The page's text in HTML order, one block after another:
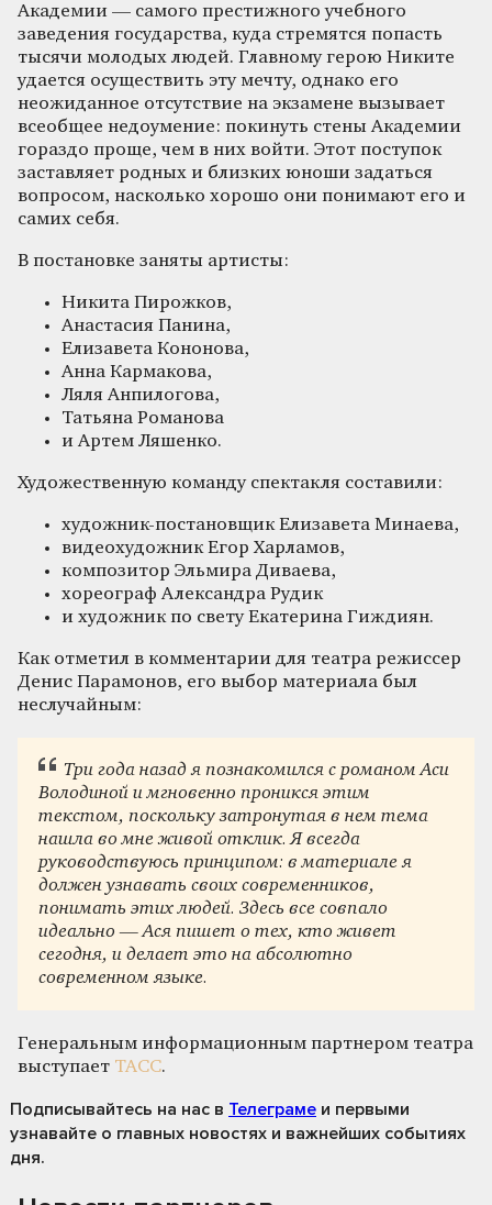
Академии — самого престижного учебного
заведения государства, куда стремятся попасть
тысячи молодых людей. Главному герою Никите
удается осуществить эту мечту, однако его
неожиданное отсутствие на экзамене вызывает
всеобщее недоумение: покинуть стены Академии
гораздо проще, чем в них войти. Этот поступок
заставляет родных и близких юноши задаться
вопросом, насколько хорошо они понимают его и
самих себя.
В постановке заняты артисты:
Никита Пирожков,
Анастасия Панина,
Елизавета Кононова,
Анна Кармакова,
Ляля Анпилогова,
Татьяна Романова
и Артем Ляшенко.
Художественную команду спектакля составили:
художник-постановщик Елизавета Минаева,
видеохудожник Егор Харламов,
композитор Эльмира Диваева,
хореограф Александра Рудик
и художник по свету Екатерина Гиждиян.
Как отметил в комментарии для театра режиссер
Денис Парамонов, его выбор материала был
неслучайным:
Три года назад я познакомился с романом Аси
Володиной и мгновенно проникся этим
текстом, поскольку затронутая в нем тема
нашла во мне живой отклик. Я всегда
руководствуюсь принципом: в материале я
должен узнавать своих современников,
понимать этих людей. Здесь все совпало
идеально — Ася пишет о тех, кто живет
сегодня, и делает это на абсолютно
современном языке.
Генеральным информационным партнером театра
выступает ТАСС.
Подписывайтесь на нас в Телеграме и первыми
узнавайте о главных новостях и важнейших событиях
дня.